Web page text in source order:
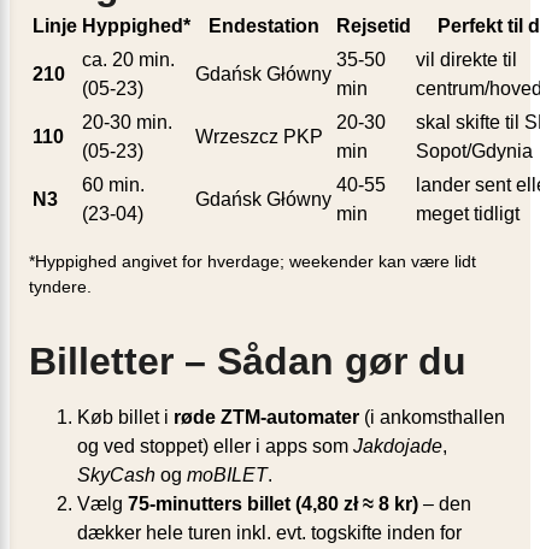
Linje Hyppighed* Endestation Rejsetid Perfekt til
210
ca. 20 min.
(05-23)
Gdańsk Główny
35-50
min
vil direkte til
centrum/
110
20-30 min.
(05-23)
Wrzeszcz PKP
20-30
min
skal skifte til
Sopot/Gdynia
N3
60 min.
(23-04)
Gdańsk Główny
40-55
min
lander sent
meget tidligt
*Hyppighed angivet for hverdage; weekender kan være lidt
tyndere.
Billetter – Sådan gør du
Køb billet i røde ZTM-automater (i ankomsthallen
og ved stoppet) eller i apps som Jakdojade,
SkyCash og moBILET.
Vælg 75-minutters billet (4,80 zł ≈ 8 kr) – den
dækker hele turen inkl. evt. togskifte inden for